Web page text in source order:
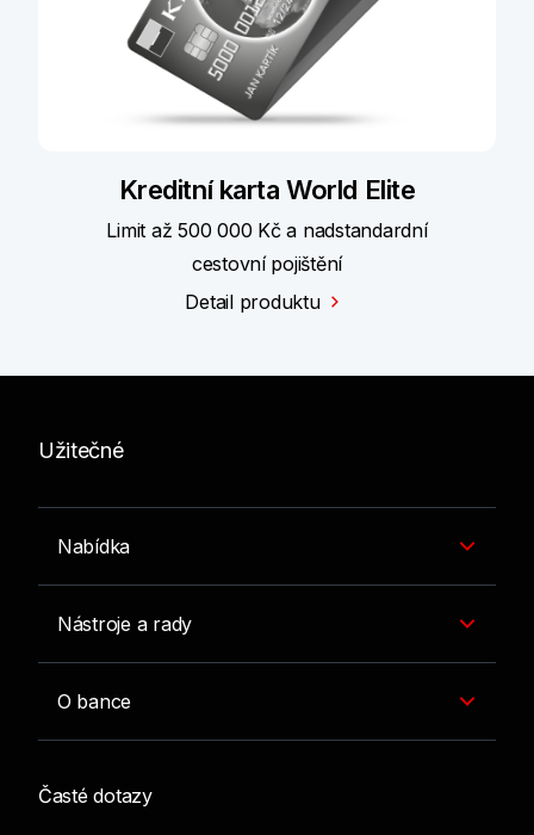
Kreditní karta World Elite
Limit až 500 000 Kč a nadstandardní
cestovní pojištění
Detail produktu
Užitečné
Nabídka
Nástroje a rady
O bance
Časté dotazy